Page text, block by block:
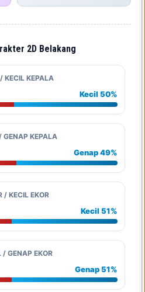
2D Belakang
KECIL KEPALA
Kecil 50%
GENAP KEPALA
Genap 49%
/ KECIL EKOR
Kecil 51%
/ GENAP EKOR
Genap 51%